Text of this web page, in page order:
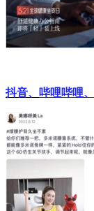
抖音、 哔哩哔哩、